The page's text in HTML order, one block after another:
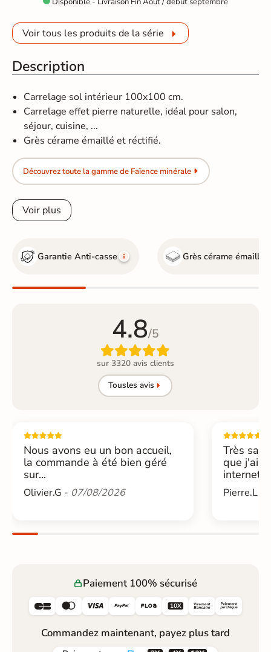
Voir tous les produits de la série
Description
Carrelage sol intérieur 100x100 cm.
Carrelage effet pierre naturelle, idéal pour salon,
séjour, cuisine, ...
Grès cérame émaillé et réctifié.
Découvrez toute la gamme de Faïence minérale
Voir plus
Garantie Anti-casse Grès cérame émaillé
4.8/5

sur 3320 avis clients
Tousles avis
Nous avons eu un bon accueil,
la commande à été bien géré
sur...
Olivier.G - 07/08/2026
Très
que j'ai
internet....
Pierre.L -
Paiement 100% sécurisé
     
Commandez maintenant, payez plus tard